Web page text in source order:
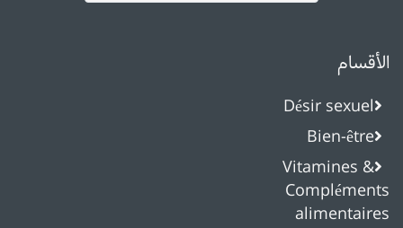
الأقسام
Désir sexuel
Bien-être
Vitamines &
Compléments
alimentaires